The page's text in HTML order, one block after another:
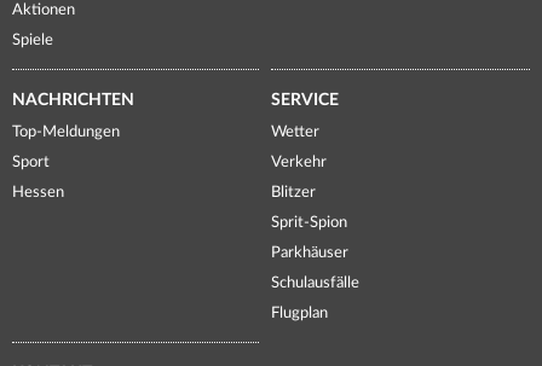
Aktionen
Spiele
NACHRICHTEN
Top-Meldungen
Sport
Hessen
SERVICE
Wetter
Verkehr
Blitzer
Sprit-Spion
Parkhäuser
Schulausfälle
Flugplan